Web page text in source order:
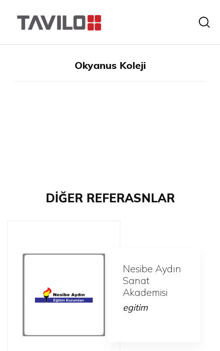
Okyanus Koleji
DİĞER REFERASNLAR
Nesibe Aydın
Sanat
Akademisi
egitim